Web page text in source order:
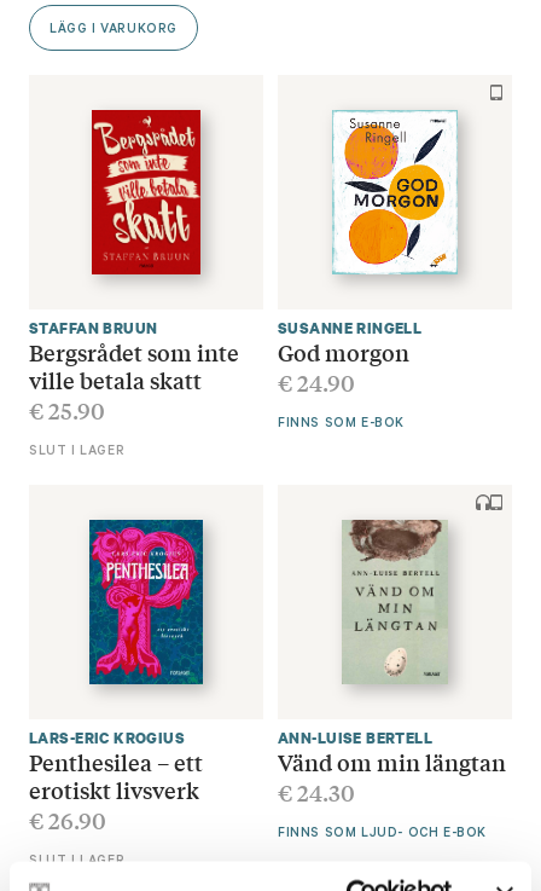
LÄGG I VARUKORG
STAFFAN BRUUN
Bergsrådet som inte
ville betala skatt
€25.90
SLUT I LAGER
SUSANNE RINGELL
God morgon
€24.90
FINNS SOM E-BOK
LARS-ERIC KROGIUS
Penthesilea – ett
erotiskt livsverk
€26.90
SLUT I LAGER
ANN-LUISE BERTELL
Vänd om min längtan
€24.30
FINNS SOM LJUD- OCH E-BOK